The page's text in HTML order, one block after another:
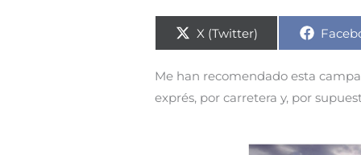
Compartir
en
X (Twitter)
Me han recomendado esta
exprés, por carretera y, por